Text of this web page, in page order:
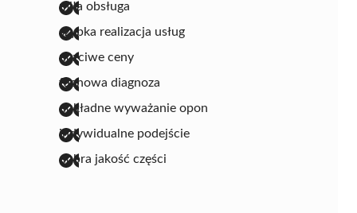
miła obsługa
szybka realizacja usług
uczciwe ceny
fachowa diagnoza
dokładne wyważanie opon
indywidualne podejście
dobra jakość części